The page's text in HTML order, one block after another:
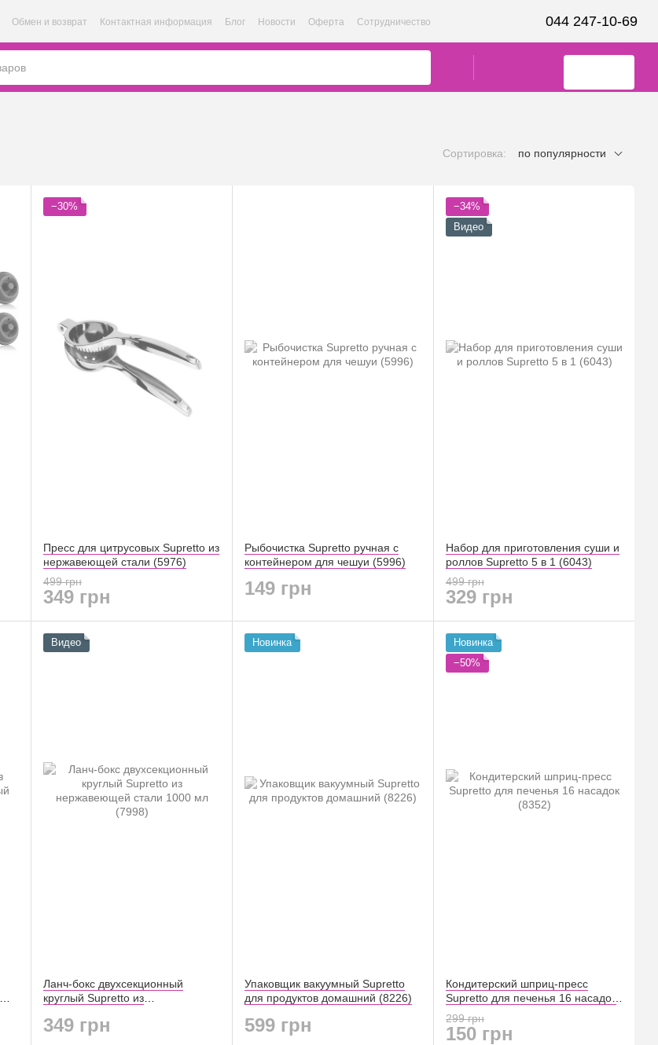
Обмен и возврат Контактная информация Блог Новости Оферта Сотрудничество 044 247-10-69
Сортировка: по популярности
−30%
Пресс для цитрусовых Supretto из
нержавеющей стали (5976)
499 грн
349 грн
Рыбочистка Supretto ручная с
контейнером для чешуи (5996)
149 грн
−34%
Видео
Набор для приготовления суши и
роллов Supretto 5 в 1 (6043)
499 грн
329 грн
Видео
Ланч-бокс двухсекционный
круглый Supretto из
(7998)
349 грн
Новинка
Упаковщик вакуумный Supretto
для продуктов домашний (8226)
599 грн
Новинка
−50%
Кондитерский шприц-пресс
Supretto для печенья 16 насадок
(8352)
299 грн
150 грн